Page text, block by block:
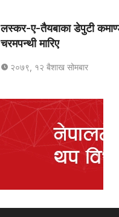
लस्कर-ए-तैयबाका डेपुटी
चरमपन्थी मारिए
२०७९, १२ बैशाख सोमबार